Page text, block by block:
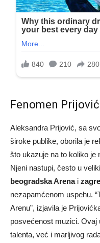
Fenomen
Aleksandra Prijović, sa
široke publike, oborila je
što ukazuje na to koliko je
Njeni nastupi, često u
beogradska Arenai
nezapamćenom uspehu.
Arenu”, izjavila je
posvećenost muzici. Ovaj
talenta, već i marljivog